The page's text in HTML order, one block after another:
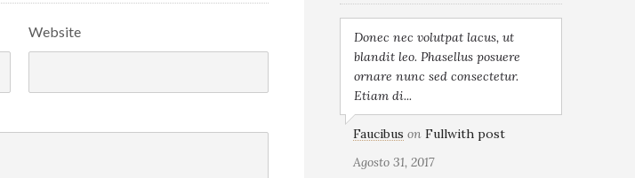
Website
Donec nec volutpat lacus, ut
blandit leo. Phasellus posuere
ornare nunc sed consectetur.
Etiam di...
Faucibus on Fullwith post
Agosto 31, 2017